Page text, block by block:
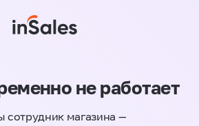
не работает
сотрудник магазина —